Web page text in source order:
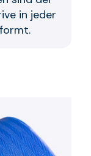
in jeder